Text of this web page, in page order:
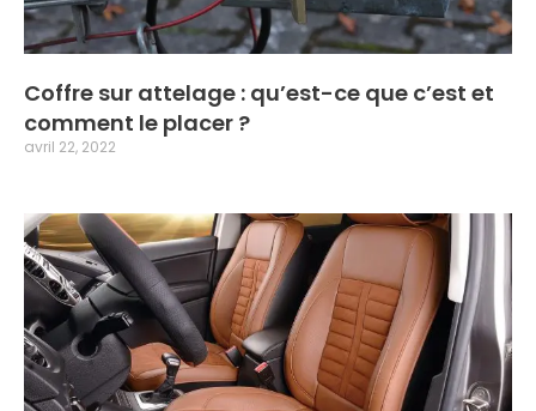
Coffre sur attelage : qu’est-ce que c’est et
comment le placer ?
avril 22, 2022